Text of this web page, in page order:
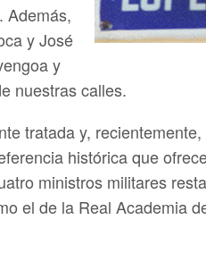
Además,
y José
y
nuestras calles.
tratada y,
histórica que
ministros militares
el de la Real Academia